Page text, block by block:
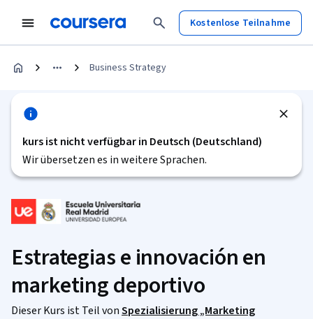
Kostenlose Teilnahme
Business Strategy
kurs ist nicht verfügbar in Deutsch (Deutschland)
Wir übersetzen es in weitere Sprachen.
Estrategias e innovación en
marketing deportivo
Dieser Kurs ist Teil vonSpezialisierung „Marketing